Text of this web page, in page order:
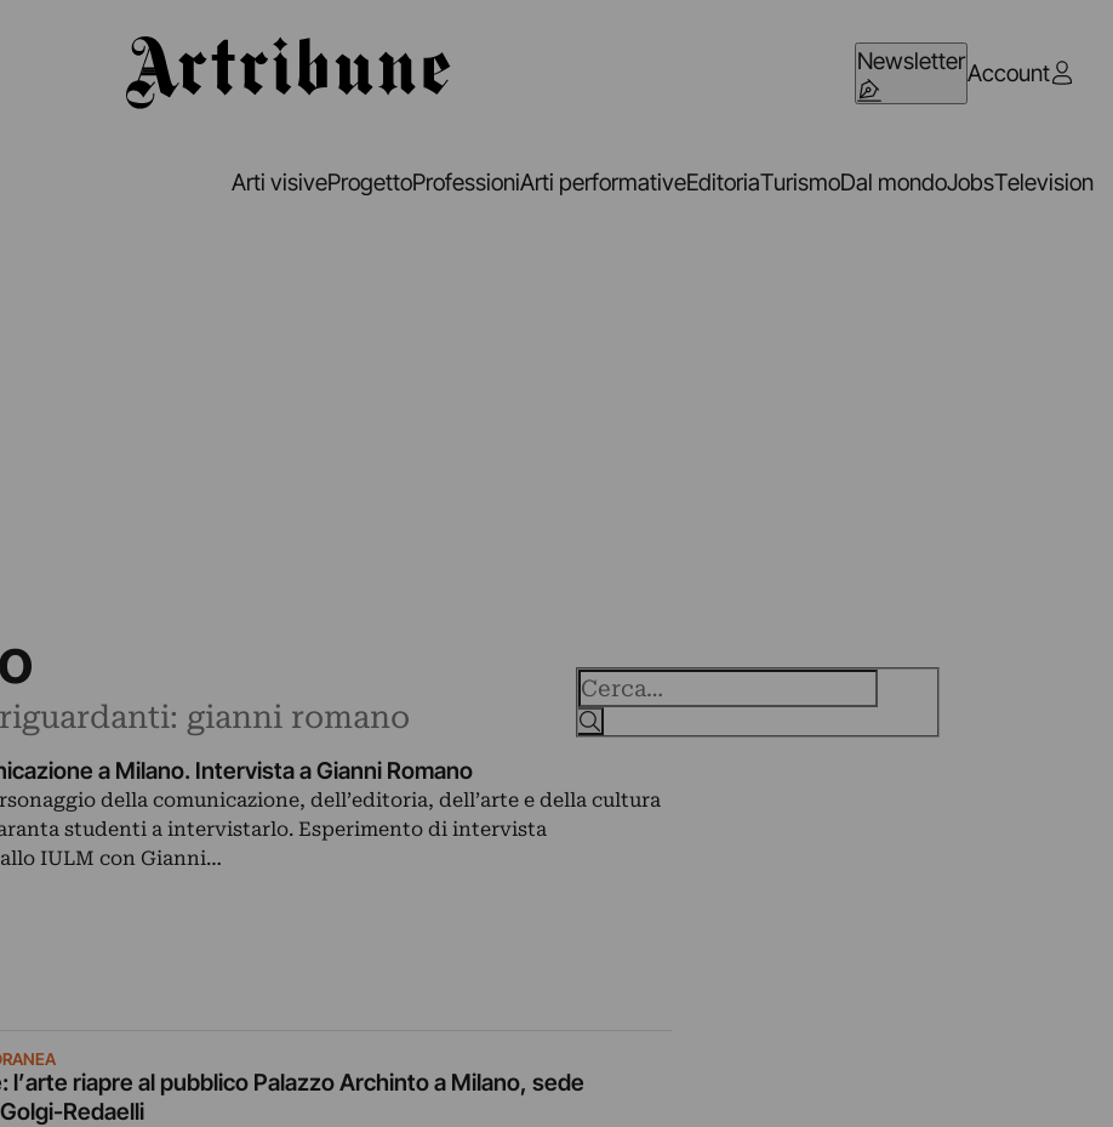
NewsletterAccount
Arti visiveProgettoProfessioniArti performativeEditoriaTurismoDal mondoJobsTelevision
gianni romano
a Milano. Intervista a Gianni Romano
della comunicazione, dell’editoria, dell’arte e della cultura
studenti a intervistarlo. Esperimento di intervista
IULM con Gianni…
l’arte riapre al pubblico Palazzo Archinto a Milano, sede
Redaelli